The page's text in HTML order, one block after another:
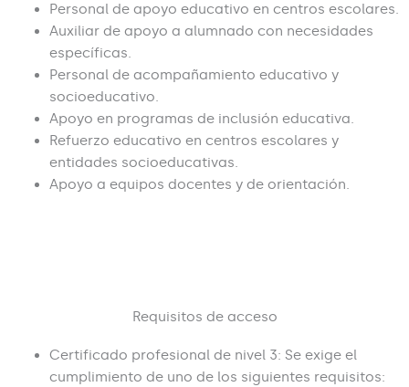
Personal de apoyo educativo en centros escolares.
Auxiliar de apoyo a alumnado con necesidades
específicas.
Personal de acompañamiento educativo y
socioeducativo.
Apoyo en programas de inclusión educativa.
Refuerzo educativo en centros escolares y
entidades socioeducativas.
Apoyo a equipos docentes y de orientación.
Requisitos de acceso
Certificado profesional de nivel 3: Se exige el
cumplimiento de uno de los siguientes requisitos: